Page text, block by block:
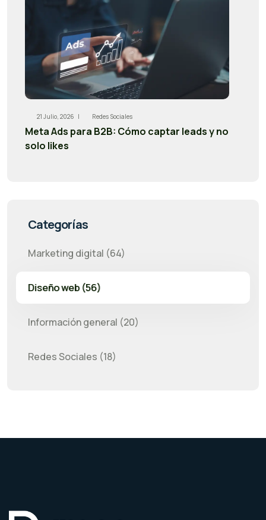
21 Julio, 2026 | Redes Sociales
Meta Ads para B2B: Cómo captar leads y no
solo likes
Categorías
Marketing digital (64)
Diseño web (56)
Información general (20)
Redes Sociales (18)